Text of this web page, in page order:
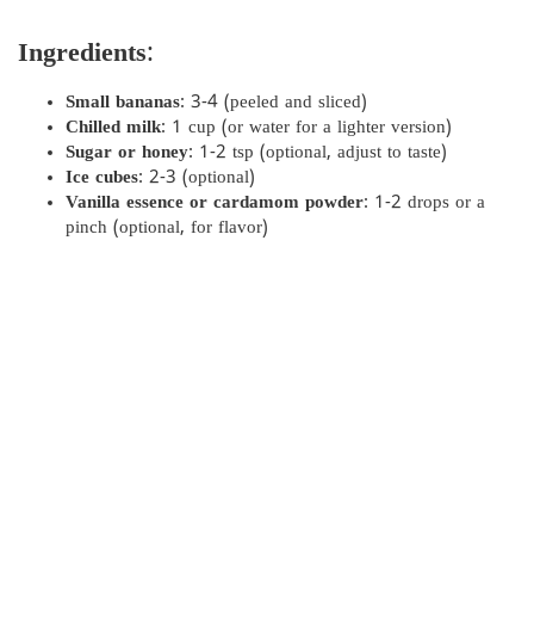
Ingredients:
Small bananas: 3-4 (peeled and sliced)
Chilled milk: 1 cup (or water for a lighter version)
Sugar or honey: 1-2 tsp (optional, adjust to taste)
Ice cubes: 2-3 (optional)
Vanilla essence or cardamom powder: 1-2 drops or a
pinch (optional, for flavor)